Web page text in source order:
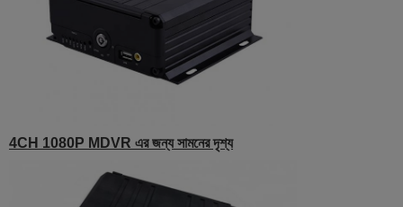
4CH 1080P MDVR এর জন্য সামনের দৃশ্য